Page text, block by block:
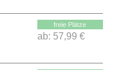
freie Plätze
ab: 57,99 €